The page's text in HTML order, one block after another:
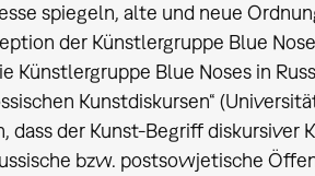
spiegeln, alte und neue
der Künstlergruppe Blue
Künstlergruppe Blue Noses in
Kunstdiskursen“
dass der Kunst-Begriff diskursiver
bzw. postsowjetische